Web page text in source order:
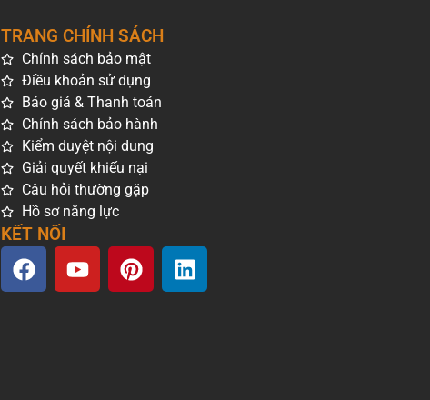
TRANG CHÍNH SÁCH
Chính sách bảo mật
Điều khoản sử dụng
Báo giá & Thanh toán
Chính sách bảo hành
Kiểm duyệt nội dung
Giải quyết khiếu nại
Câu hỏi thường gặp
Hồ sơ năng lực
KẾT NỐI